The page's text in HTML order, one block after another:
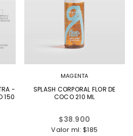
-
150
MAGENTA
SPLASH CORPORAL FLOR DE
COCO 210 ML
Precio
habitual
$38.900
Valor ml: $185